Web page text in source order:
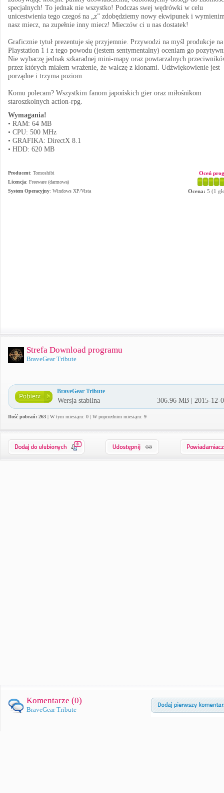
specjalnych! To jednak nie wszystko! Podczas swej wędrówki w celu
unicestwienia tego czegoś na „z” zdobędziemy nowy ekwipunek i
nasz miecz, na zupełnie inny miecz! Mieczów ci u nas dostatek!
Graficznie tytuł prezentuje się przyjemnie. Przywodzi na myśl produkcje na
Playstation 1 i z tego powodu (jestem sentymentalny) oceniam go
Nie wybaczę jednak szkaradnej mini-mapy oraz powtarzalnych
przez których miałem wrażenie, że walczę z klonami. Udźwiękowienie jest
porządne i trzyma poziom.
Komu polecam? Wszystkim fanom japońskich gier oraz miłośnikom
staroszkolnych action-rpg.
Wymagania!
• RAM: 64 MB
• CPU: 500 MHz
• GRAFIKA: DirectX 8.1
• HDD: 620 MB
Producent: Tomoshibi
Licencja: Freeware (darmowa)
System Operacyjny: Windows XP/Vista
Oceń
Ocena: 5 (1
Strefa Download programu
BraveGear Tribute
BraveGear Tribute
Wersja stabilna 306.96 MB | 2015-12-
Ilość pobrań: 263 | W tym miesiącu: 0 | W poprzednim miesiącu: 9
0
Komentarze (0)
BraveGear Tribute